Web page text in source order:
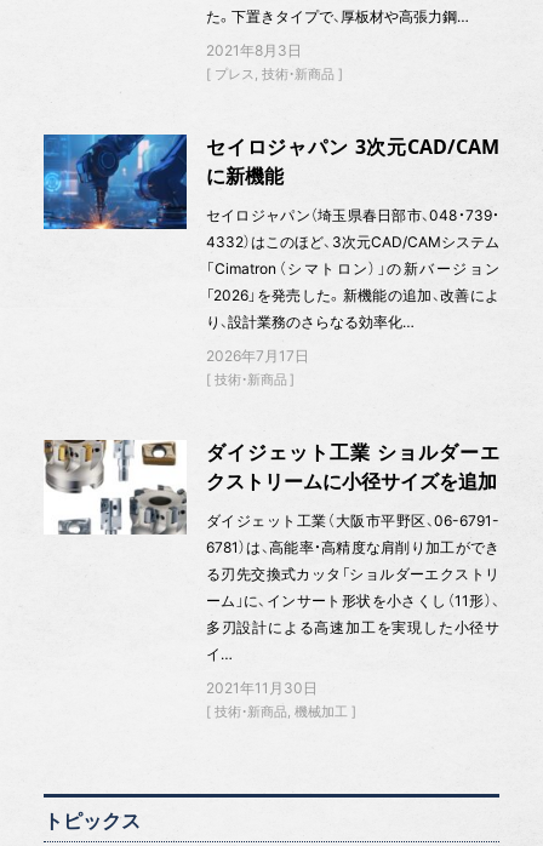
た。下置きタイプで、厚板材や高張力鋼…
2021年8月3日
プレス 技術・新商品
セイロジャパン 3次元CAD/CAM
に新機能
セイロジャパン（埼玉県春日部市、048・739・
4332）はこのほど、3次元CAD/CAMシステム
「Cimatron（シマトロン）」の新バージョン
「2026」を発売した。新機能の追加、改善によ
り、設計業務のさらなる効率化…
2026年7月17日
技術・新商品
ダイジェット工業 ショルダーエ
クストリームに小径サイズを追加
ダイジェット工業（大阪市平野区、06-6791-
6781）は、高能率・高精度な肩削り加工ができ
る刃先交換式カッタ「ショルダーエクストリ
ーム」に、インサート形状を小さくし（11形）、
多刃設計による高速加工を実現した小径サ
イ…
2021年11月30日
技術・新商品 機械加工
トピックス